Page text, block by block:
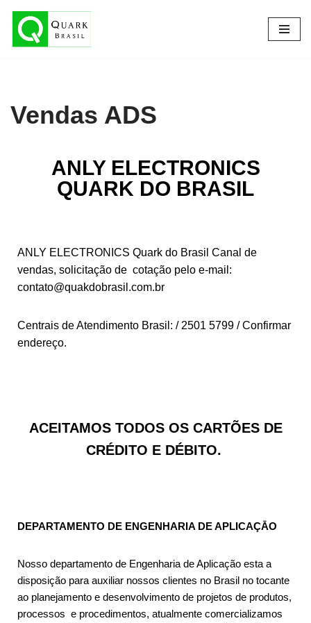
Pular
Vendas ADS
ANLY ELECTRONICS
QUARK DO BRASIL
ANLY ELECTRONICS Quark do Brasil Canal de
vendas, solicitação de cotação pelo e-mail:
contato@quakdobrasil.com.br
Centrais de Atendimento Brasil: / 2501 5799 / Confirmar
endereço.
ACEITAMOS TODOS OS CARTÕES DE
CRÉDITO E DÉBITO.
DEPARTAMENTO DE ENGENHARIA DE APLICAÇĀO
Nosso departamento de Engenharia de Aplicação esta a
disposição para auxiliar nossos clientes no Brasil no tocante
ao planejamento e desenvolvimento de projetos de produtos,
processos e procedimentos, atualmente comercializamos